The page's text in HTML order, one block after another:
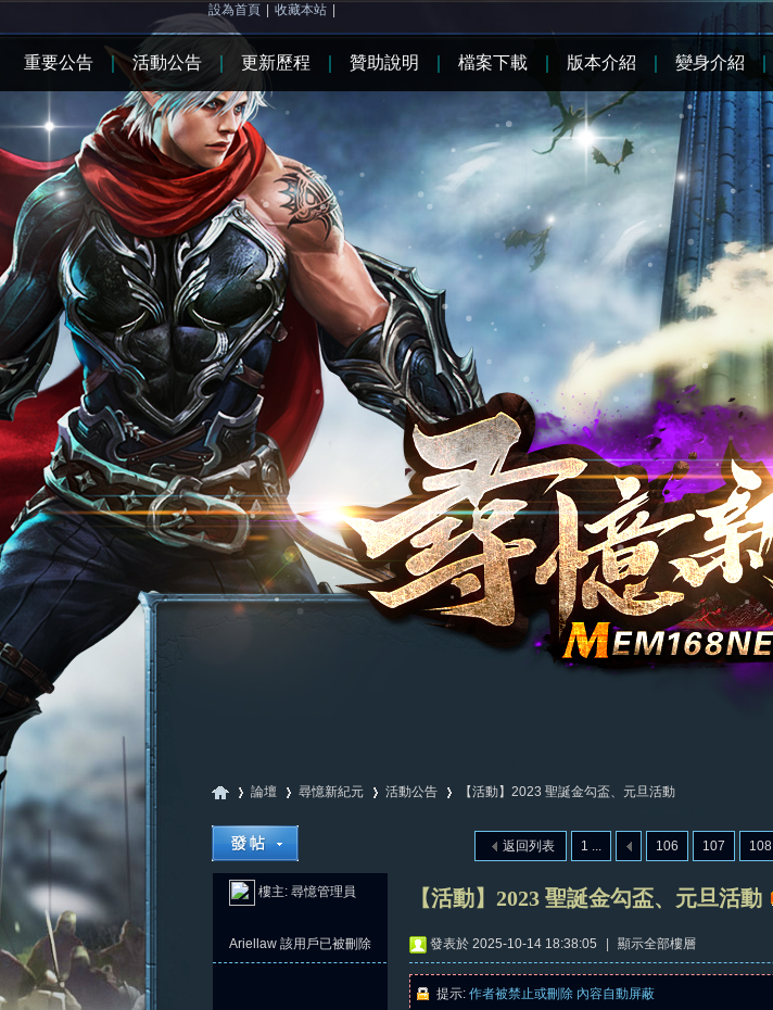
設為首頁 收藏本站
»
論壇
›
尋憶新紀元 活動公告
›
【活動】2023 聖誕金勾盃、元旦活動
1 ... 106 107 108
返回列表
樓主: 尋憶管理員 【活動】2023 聖誕金勾盃、元旦活動
Ariellaw 該用戶已被刪除 發表於 2025-10-14 18:38:05 顯示全部樓層
提示: 作者被禁止或刪除 內容自動屏蔽